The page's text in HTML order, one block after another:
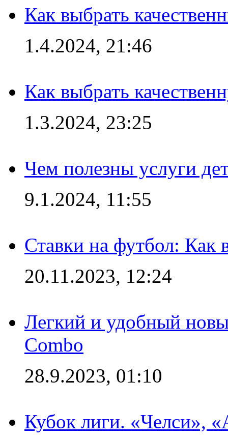
Как выбрать
1.4.2024, 21:46
Как выбрать
1.3.2024, 23:25
Чем полезны услуги
9.1.2024, 11:55
Ставки на футбол: Как
20.11.2023, 12:24
Легкий и удобный
Combo
28.9.2023, 01:10
Кубок лиги. «Челси»,